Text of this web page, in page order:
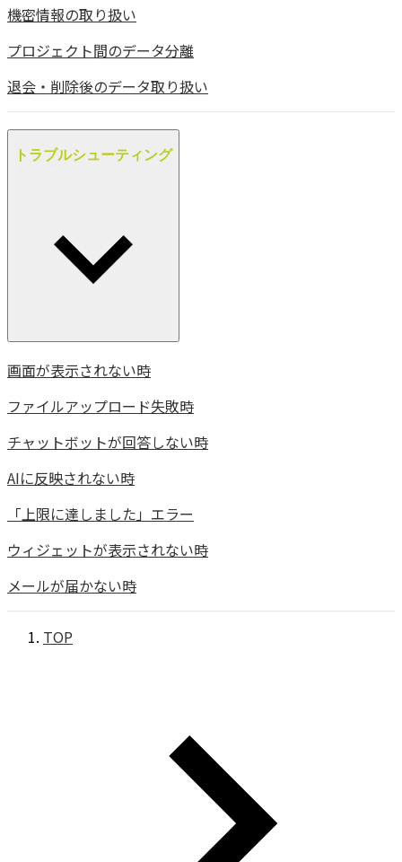
機密情報の取り扱い
プロジェクト間のデータ分離
退会・削除後のデータ取り扱い
トラブルシューティング
画面が表示されない時
ファイルアップロード失敗時
チャットボットが回答しない時
AIに反映されない時
「上限に達しました」エラー
ウィジェットが表示されない時
メールが届かない時
TOP